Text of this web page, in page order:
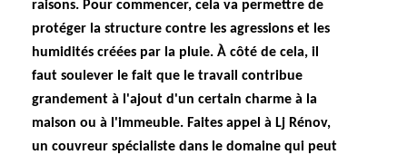
raisons. Pour commencer, cela va permettre de
protéger la structure contre les agressions et les
humidités créées par la pluie. À côté de cela, il
faut soulever le fait que le travail contribue
grandement à l'ajout d'un certain charme à la
maison ou à l'immeuble. Faites appel à Lj Rénov,
un couvreur spécialiste dans le domaine qui peut